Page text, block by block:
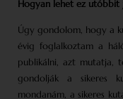
Hogyan lehet ez utóbbit
Úgy gondolom, hogy a
évig foglalkoztam a
publikálni, azt mutatja,
gondolják a sikeres
mondanám, a sikeres